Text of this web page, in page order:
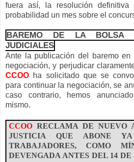
fuera así, la resolución
probabilidad un mes sobre el
BAREMO DE LA BOLSA
JUDICIALES
Ante la publicación del baremo
negociación, y perjudicar
CCOO ha solicitado que se
para continuar la negociación, se
caso contrario, hemos
mismo.
CCOO RECLAMA DE NUEVO
JUSTICIA QUE ABONE
TRABAJADORES, COMO
DEVENGADA ANTES DEL 14